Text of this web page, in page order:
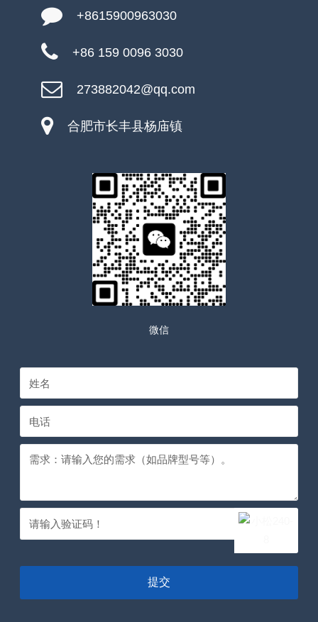
+8615900963030
+86 159 0096 3030
273882042@qq.com
合肥市长丰县杨庙镇
微信
提交